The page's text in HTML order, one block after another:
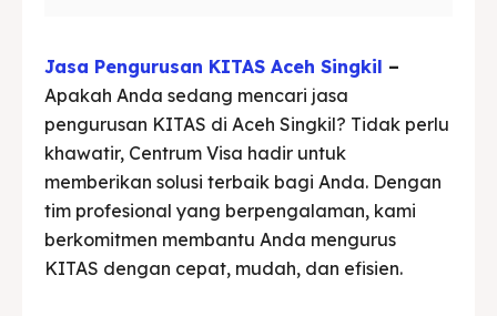
Jasa Pengurusan KITAS Aceh Singkil –
Apakah Anda sedang mencari jasa
pengurusan KITAS di Aceh Singkil? Tidak perlu
khawatir, Centrum Visa hadir untuk
memberikan solusi terbaik bagi Anda. Dengan
tim profesional yang berpengalaman, kami
berkomitmen membantu Anda mengurus
KITAS dengan cepat, mudah, dan efisien.